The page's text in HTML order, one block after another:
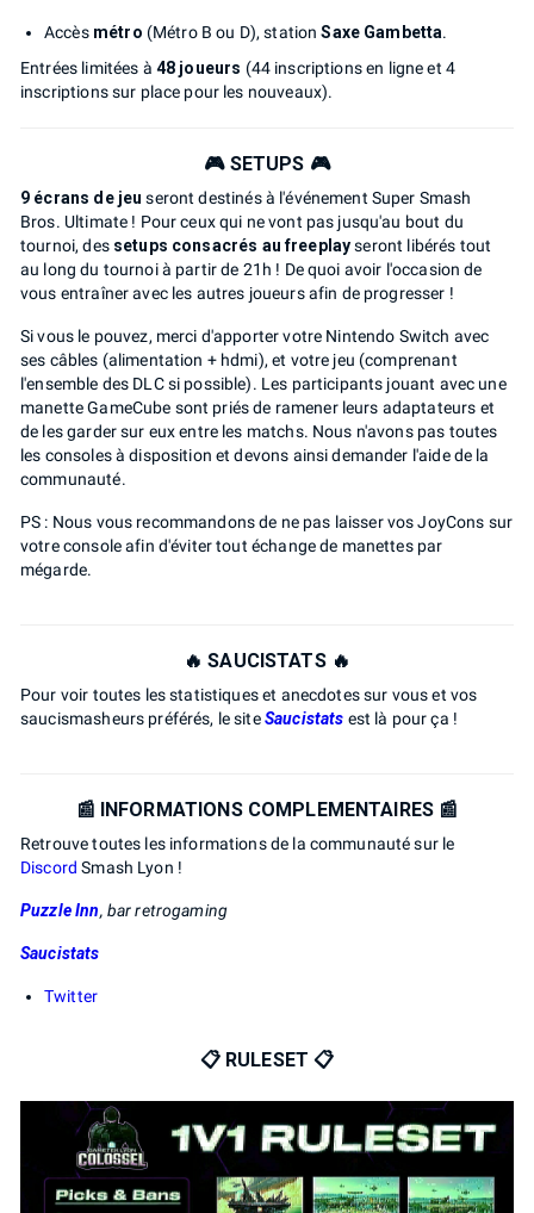
Accès métro (Métro B ou D), stationSaxe Gambetta.
Entrées limitées à 48 joueurs (44 inscriptions en ligne et 4
inscriptions sur place pour les nouveaux).
🎮 SETUPS 🎮
9 écrans de jeu seront destinés à l'événement Super Smash
Bros. Ultimate ! Pour ceux qui ne vont pas jusqu'au bout du
tournoi, des setups consacrés au freeplayseront libérés tout
au long du tournoi à partir de 21h ! De quoi avoir l'occasion de
vous entraîner avec les autres joueurs afin de progresser !
Si vous le pouvez, merci d'apporter votre Nintendo Switch avec
ses câbles (alimentation + hdmi), et votre jeu (comprenant
l'ensemble des DLC si possible). Les participants jouant avec une
manette GameCube sont priés de ramener leurs adaptateurs et
de les garder sur eux entre les matchs. Nous n'avons pas toutes
les consoles à disposition et devons ainsi demander l'aide de la
communauté.
PS : Nous vous recommandons de ne pas laisser vos JoyCons sur
votre console afin d'éviter tout échange de manettes par
mégarde.
🔥 SAUCISTATS 🔥
Pour voir toutes les statistiques et anecdotes sur vous et vos
saucismasheurs préférés, le siteSaucistats est là pour ça !
📰 INFORMATIONS COMPLEMENTAIRES 📰
Retrouve toutes les informations de la communauté sur le
Discord Smash Lyon !
Puzzle Inn, bar retrogaming
Saucistats
Twitter
📋 RULESET 📋